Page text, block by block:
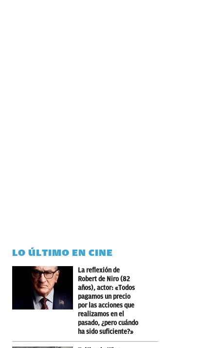
LO ÚLTIMO EN CINE
La reflexión de
Robert de Niro (82
años), actor: «Todos
pagamos un precio
por las acciones que
realizamos en el
pasado, ¿pero cuándo
ha sido suficiente?»